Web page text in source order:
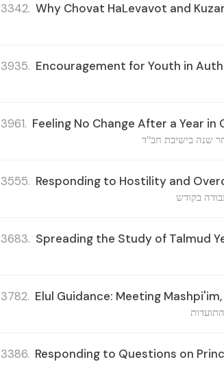
3342. Why Chovat HaLevavot and
3935. Encouragement for Youth in
3961. Feeling No Change After a Year in
שנה בישיבת חב"ד
3555. Responding to Hostility and
בקודש
3683. Spreading the Study of Talmud
3782. Elul Guidance: Meeting
3386. Responding to Questions on